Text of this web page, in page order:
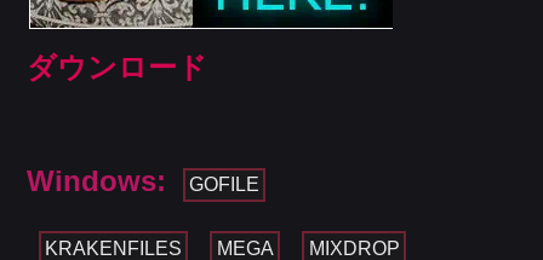
ダウンロード
Windows: GOFILE
KRAKENFILES MEGA MIXDROP